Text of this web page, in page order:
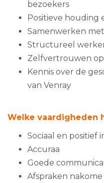
bezoekers
Positieve houding
Samenwerken
Structureel
Zelfvertrouwen
Kennis over de
van Venray
Welke vaardigheden
Sociaal en positief
Accuraa
Goede
Afspraken nakome